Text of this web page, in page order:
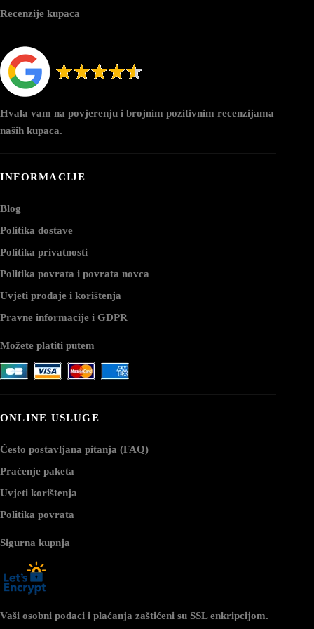
Recenzije kupaca
Hvala vam na povjerenju i brojnim pozitivnim recenzijama
naših kupaca.
INFORMACIJE
Blog
Politika dostave
Politika privatnosti
Politika povrata i povrata novca
Uvjeti prodaje i korištenja
Pravne informacije i GDPR
Možete platiti putem
ONLINE USLUGE
Često postavljana pitanja (FAQ)
Praćenje paketa
Uvjeti korištenja
Politika povrata
Sigurna kupnja
Vaši osobni podaci i plaćanja zaštićeni su SSL enkripcijom.